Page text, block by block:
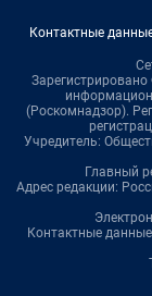
Контактные
(Роскомнадзор).
Учредитель:
Главный
Адрес редакции:
Контактные